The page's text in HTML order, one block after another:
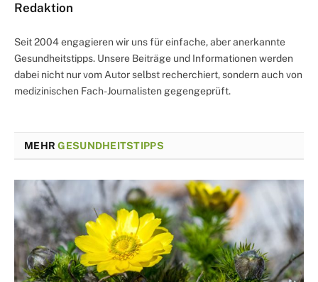
Redaktion
Seit 2004 engagieren wir uns für einfache, aber anerkannte
Gesundheitstipps. Unsere Beiträge und Informationen werden
dabei nicht nur vom Autor selbst recherchiert, sondern auch von
medizinischen Fach-Journalisten gegengeprüft.
MEHRGESUNDHEITSTIPPS